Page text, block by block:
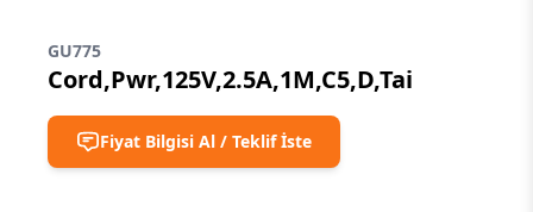
GU775
Cord,Pwr,125V,2.5A,1M,C5,D,Tai
Fiyat Bilgisi Al / Teklif İste